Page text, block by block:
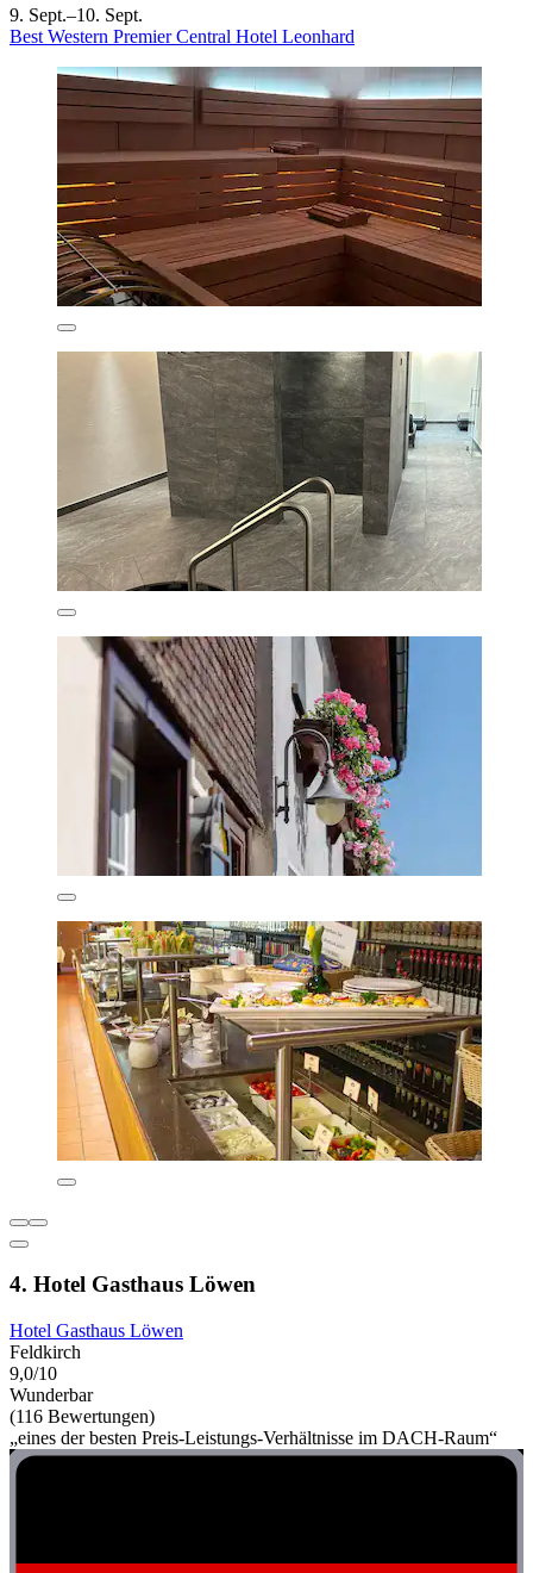
9. Sept.–10. Sept.
Best Western Premier Central Hotel Leonhard
4. Hotel Gasthaus Löwen
Hotel Gasthaus Löwen
Feldkirch
9,0/10
Wunderbar
(116 Bewertungen)
„eines der besten Preis-Leistungs-Verhältnisse im DACH-Raum“